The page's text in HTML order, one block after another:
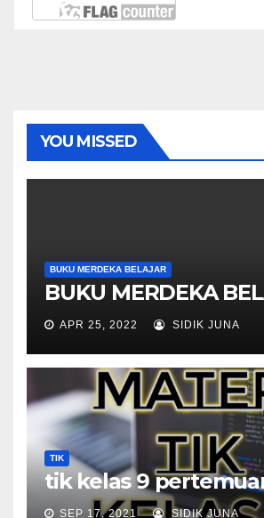
YOU MISSED
BUKU MERDEKA BELAJAR
BUKU MERDEKA
APR 25, 2022 SIDIK JUNA
TIK
tik kelas 9
SEP 17, 2021 SIDIK JUNA